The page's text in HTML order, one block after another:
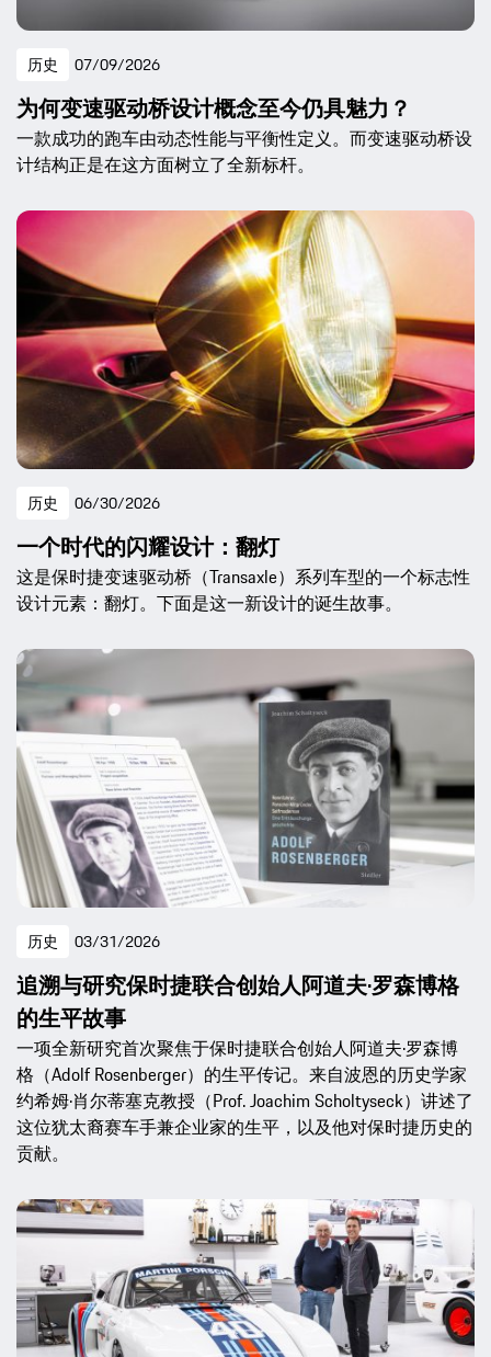
历史 07/09/2026
为何变速驱动桥设计概念至今仍具魅力？
一款成功的跑车由动态性能与平衡性定义。而变速驱动桥设
计结构正是在这方面树立了全新标杆。
历史 06/30/2026
一个时代的闪耀设计：翻灯
这是保时捷变速驱动桥（Transaxle）系列车型的一个标志性
设计元素：翻灯。下面是这一新设计的诞生故事。
历史 03/31/2026
追溯与研究保时捷联合创始人阿道夫·罗森博格
的生平故事
一项全新研究首次聚焦于保时捷联合创始人阿道夫·罗森博
格（Adolf Rosenberger）的生平传记。来自波恩的历史学家
约希姆·肖尔蒂塞克教授（Prof. Joachim Scholtyseck）讲述了
这位犹太裔赛车手兼企业家的生平，以及他对保时捷历史的
贡献。